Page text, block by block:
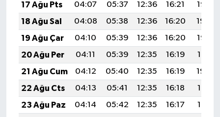
17 Ağu Pts
04:07 05:37 12:36 16:21
19:25
18 Ağu Sal
04:08 05:38 12:36 16:20
19:24
19 Ağu Çar
04:10 05:39 12:36 16:20
19:23
20 Ağu Per
04:11 05:39 12:35 16:19
19:21
21 Ağu Cum
04:12 05:40 12:35 16:19
19:20
22 Ağu Cts
04:13 05:41 12:35 16:18
19:19
23 Ağu Paz
04:14 05:42 12:35 16:17
19:17